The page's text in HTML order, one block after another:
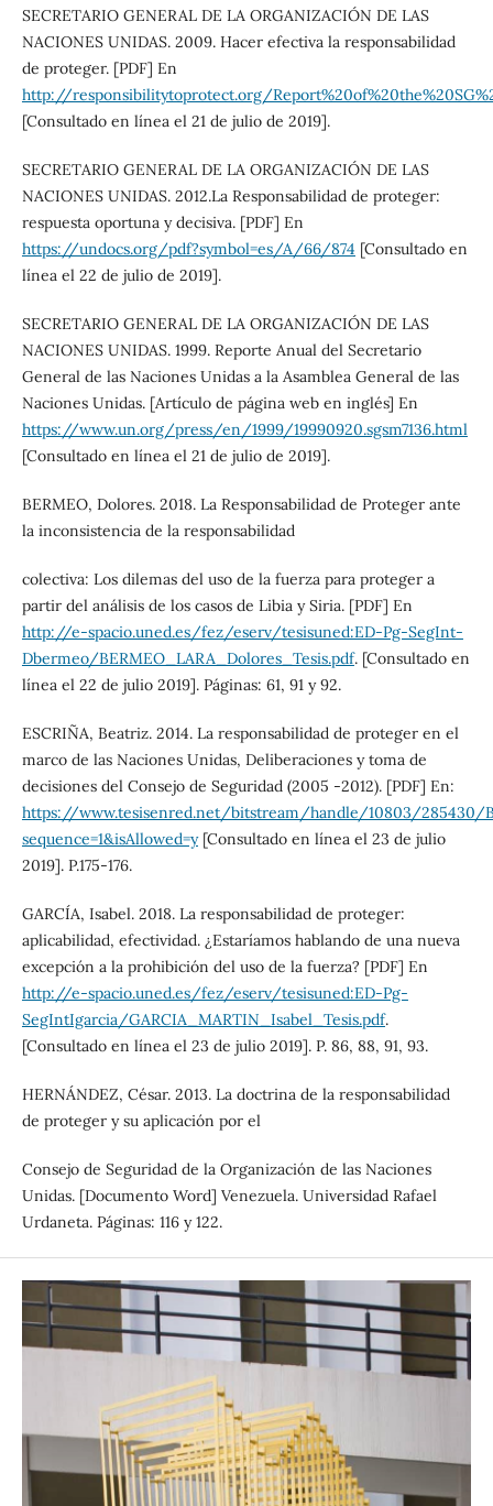
SECRETARIO GENERAL DE LA ORGANIZACIÓN DE LAS
NACIONES UNIDAS. 2009. Hacer efectiva la responsabilidad
de proteger. [PDF] En
http://responsibilitytoprotect.org/
[Consultado en línea el 21 de julio de 2019].
SECRETARIO GENERAL DE LA ORGANIZACIÓN DE LAS
NACIONES UNIDAS. 2012.La Responsabilidad de proteger:
respuesta oportuna y decisiva. [PDF] En
https://undocs.org/pdf?symbol=es/A/66/874 [Consultado en
línea el 22 de julio de 2019].
SECRETARIO GENERAL DE LA ORGANIZACIÓN DE LAS
NACIONES UNIDAS. 1999. Reporte Anual del Secretario
General de las Naciones Unidas a la Asamblea General de las
Naciones Unidas. [Artículo de página web en inglés] En
https://www.un.org/press/en/1999/19990920.sgsm7136.html
[Consultado en línea el 21 de julio de 2019].
BERMEO, Dolores. 2018. La Responsabilidad de Proteger ante
la inconsistencia de la responsabilidad
colectiva: Los dilemas del uso de la fuerza para proteger a
partir del análisis de los casos de Libia y Siria. [PDF] En
http://e-spacio.uned.es/fez/eserv/tesisuned:ED-Pg-SegInt-
Dbermeo/BERMEO_LARA_Dolores_Tesis.pdf. [Consultado en
línea el 22 de julio 2019]. Páginas: 61, 91 y 92.
ESCRIÑA, Beatriz. 2014. La responsabilidad de proteger en el
marco de las Naciones Unidas, Deliberaciones y toma de
decisiones del Consejo de Seguridad (2005 -2012). [PDF] En:
https://www.tesisenred.net/bitstream/handle/10803/285430/
sequence=1&isAllowed=y[Consultado en línea el 23 de julio
2019]. P.175-176.
GARCÍA, Isabel. 2018. La responsabilidad de proteger:
aplicabilidad, efectividad. ¿Estaríamos hablando de una nueva
excepción a la prohibición del uso de la fuerza? [PDF] En
http://e-spacio.uned.es/fez/eserv/tesisuned:ED-Pg-
SegIntIgarcia/GARCIA_MARTIN_Isabel_Tesis.pdf.
[Consultado en línea el 23 de julio 2019]. P. 86, 88, 91, 93.
HERNÁNDEZ, César. 2013. La doctrina de la responsabilidad
de proteger y su aplicación por el
Consejo de Seguridad de la Organización de las Naciones
Unidas. [Documento Word] Venezuela. Universidad Rafael
Urdaneta. Páginas: 116 y 122.